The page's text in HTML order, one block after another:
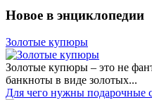
Новое в энциклопедии
Золотые купюры
Золотые купюры – это не
банкноты в виде золотых...
​Для чего нужны подарочные